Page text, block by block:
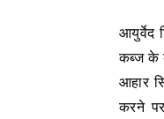
आयुर्वेद शिरहशूल (सिरदर्द) को एक ऐसी स्थिति के रूप में परिभाषित करता है जो तनाव, भावनात्मक तनाव, उच्च रक्तचाप, अनिद्रा या
कब्ज के
आहार
करने